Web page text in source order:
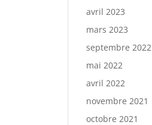
avril 2023
mars 2023
septembre 2022
mai 2022
avril 2022
novembre 2021
octobre 2021